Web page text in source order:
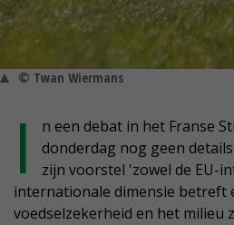
© Twan Wiermans
I
n een debat in het Franse
donderdag nog geen
zijn voorstel 'zowel de EU-
internationale dimensie betreft
voedselzekerheid en het milieu